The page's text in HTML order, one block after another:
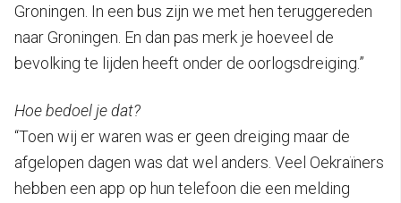
Groningen. In een bus zijn we met hen teruggereden
naar Groningen. En dan pas merk je hoeveel de
bevolking te lijden heeft onder de oorlogsdreiging.”
Hoe bedoel je dat?
“Toen wij er waren was er geen dreiging maar de
afgelopen dagen was dat wel anders. Veel Oekraïners
hebben een app op hun telefoon die een melding